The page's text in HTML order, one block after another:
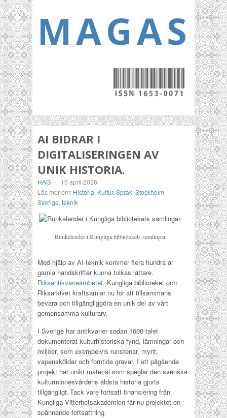
AI BIDRAR I
DIGITALISERINGEN AV
UNIK HISTORIA.
HAG - 15 april 2026
Läs mer om: Historia, Kultur, Språk, Stockholm,
Sverige, teknik
Runkalender i Kungliga bibliotekets samlingar.
Med hjälp av AI-teknik kommer flera hundra år
gamla handskrifter kunna tolkas lättare.
Riksantikvarieämbetet, Kungliga biblioteket och
Riksarkivet kraftsamlar nu för att tillsammans
bevara och tillgängliggöra en unik del av vårt
gemensamma kulturarv.
I Sverige har antikvarier sedan 1600-talet
dokumenterat kulturhistoriska fynd, lämningar och
miljöer, som exempelvis runstenar, mynt,
vapensköldar och forntida gravar. I ett pågående
projekt har unikt material som speglar den svenska
kulturminnesvårdens äldsta historia gjorts
tillgängligt. Tack vare fortsatt finansiering från
Kungliga Vitterhetsakademien får nu projektet en
spännande fortsättning.